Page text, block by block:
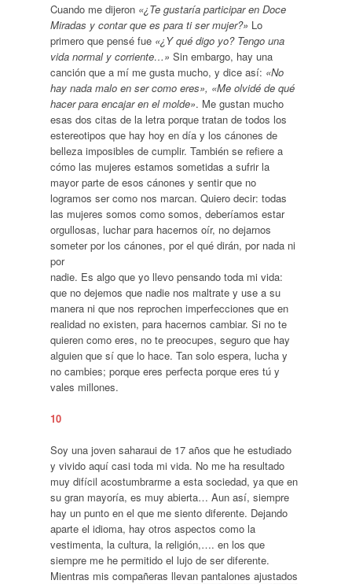
Cuando me dijeron «¿Te gustaría participar en Doce
Miradas y contar que es para ti ser mujer?» Lo
primero que pensé fue «¿Y qué digo yo? Tengo una
vida normal y corriente…» Sin embargo, hay una
canción que a mí me gusta mucho, y dice así: «No
hay nada malo en ser como eres», «Me olvidé de qué
hacer para encajar en el molde». Me gustan mucho
esas dos citas de la letra porque tratan de todos los
estereotipos que hay hoy en día y los cánones de
belleza imposibles de cumplir. También se refiere a
cómo las mujeres estamos sometidas a sufrir la
mayor parte de esos cánones y sentir que no
logramos ser como nos marcan. Quiero decir: todas
las mujeres somos como somos, deberíamos estar
orgullosas, luchar para hacernos oír, no dejarnos
someter por los cánones, por el qué dirán, por nada ni
por
nadie. Es algo que yo llevo pensando toda mi vida:
que no dejemos que nadie nos maltrate y use a su
manera ni que nos reprochen imperfecciones que en
realidad no existen, para hacernos cambiar. Si no te
quieren como eres, no te preocupes, seguro que hay
alguien que sí que lo hace. Tan solo espera, lucha y
no cambies; porque eres perfecta porque eres tú y
vales millones.
10
Soy una joven saharaui de 17 años que he estudiado
y vivido aquí casi toda mi vida. No me ha resultado
muy difícil acostumbrarme a esta sociedad, ya que en
su gran mayoría, es muy abierta… Aun así, siempre
hay un punto en el que me siento diferente. Dejando
aparte el idioma, hay otros aspectos como la
vestimenta, la cultura, la religión,…. en los que
siempre me he permitido el lujo de ser diferente.
Mientras mis compañeras llevan pantalones ajustados